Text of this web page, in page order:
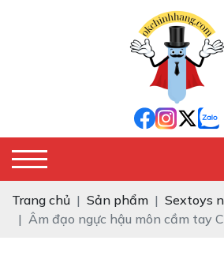
Trang chủ Sản phẩm
Sextoys
Âm đạo ngực hậu môn cầm tay